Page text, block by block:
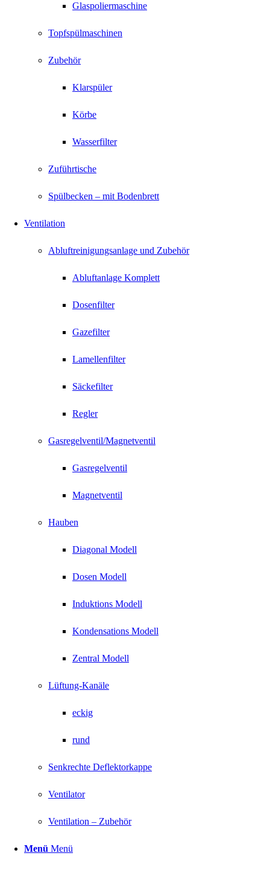
Glaspoliermaschine
Topfspülmaschinen
Zubehör
Klarspüler
Körbe
Wasserfilter
Zuführtische
Spülbecken – mit Bodenbrett
Ventilation
Abluftreinigungsanlage und Zubehör
Abluftanlage Komplett
Dosenfilter
Gazefilter
Lamellenfilter
Säckefilter
Regler
Gasregelventil/Magnetventil
Gasregelventil
Magnetventil
Hauben
Diagonal Modell
Dosen Modell
Induktions Modell
Kondensations Modell
Zentral Modell
Lüftung-Kanäle
eckig
rund
Senkrechte Deflektorkappe
Ventilator
Ventilation – Zubehör
Menü Menü